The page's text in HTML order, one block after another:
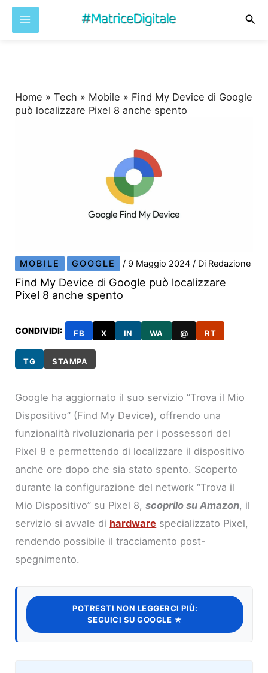
Home »Tech » Mobile » Find My Device di Google
può localizzare Pixel 8 anche spento
MOBILE GOOGLE / 9 Maggio 2024/ Di Redazione
Find My Device di Google può localizzare
Pixel 8 anche spento
CONDIVIDI: FB X IN WA @ RT
TG STAMPA
Google ha aggiornato il suo servizio “Trova il Mio
Dispositivo” (Find My Device), offrendo una
funzionalità rivoluzionaria per i possessori del
Pixel 8 e permettendo di localizzare il dispositivo
anche ore dopo che sia stato spento. Scoperto
durante la configurazione del network “Trova il
Mio Dispositivo” su Pixel 8,scoprilo su Amazon, il
servizio si avvale di hardware specializzato Pixel,
rendendo possibile il tracciamento post-
spegnimento.
POTRESTI NON LEGGERCI PIÙ:
SEGUICI SU GOOGLE ★